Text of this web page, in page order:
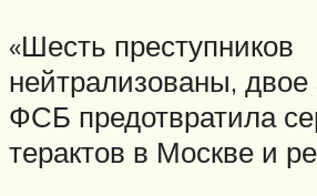
«Шесть преступников
нейтрализованы,
ФСБ предотвратила
терактов в Москве и